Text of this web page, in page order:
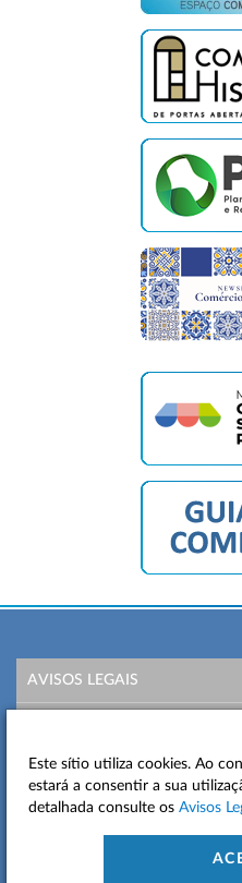
AVISOS LEGAIS
MAPA DO SITE
CONTACTOS
Este sítio utiliza cookies. Ao
estará a consentir a sua
detalhada consulte os Avisos